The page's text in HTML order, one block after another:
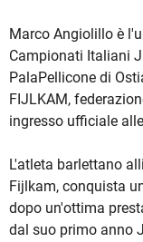
Marco Angiolillo è
Campionati Italiani
PalaPellicone di
FIJLKAM,
ingresso ufficiale
L'atleta barlettano
Fijlkam, conquista
dopo un'ottima
dal suo primo anno